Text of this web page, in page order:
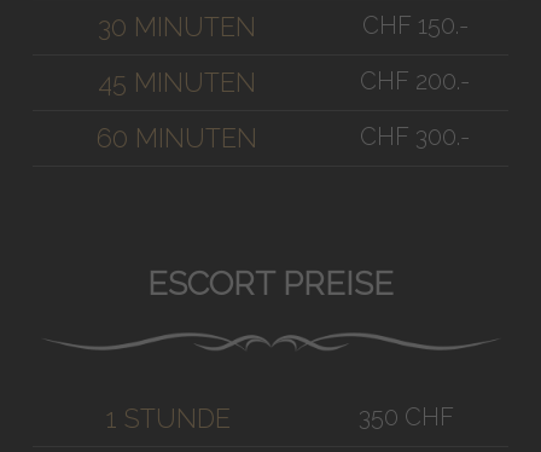
30 MINUTEN CHF 150.-
45 MINUTEN CHF 200.-
60 MINUTEN CHF 300.-
ESCORT PREISE
1 STUNDE 350 CHF